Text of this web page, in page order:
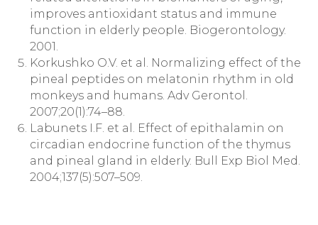
improves antioxidant status and immune
function in elderly people. Biogerontology.
2001.
Korkushko O.V. et al. Normalizing effect of the
pineal peptides on melatonin rhythm in old
monkeys and humans. Adv Gerontol.
2007;20(1):74–88.
Labunets I.F. et al. Effect of epithalamin on
circadian endocrine function of the thymus
and pineal gland in elderly. Bull Exp Biol Med.
2004;137(5):507–509.